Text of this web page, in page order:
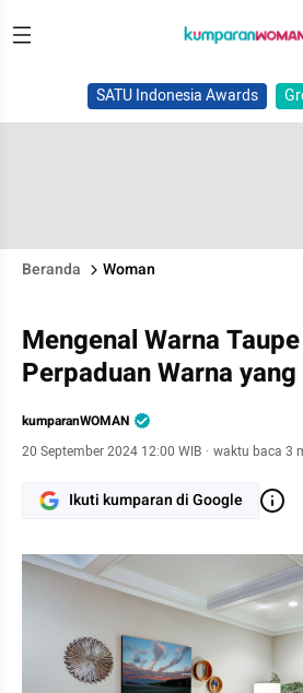
SATU Indonesia Awards
Beranda Woman
Mengenal Warna
Perpaduan Warna
kumparanWOMAN
20 September 2024 12:00 WIB · waktu baca 3
Ikuti kumparan di Google